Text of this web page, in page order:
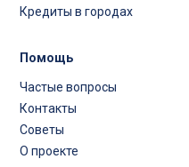
Кредиты в городах
Помощь
Частые вопросы
Контакты
Советы
О проекте